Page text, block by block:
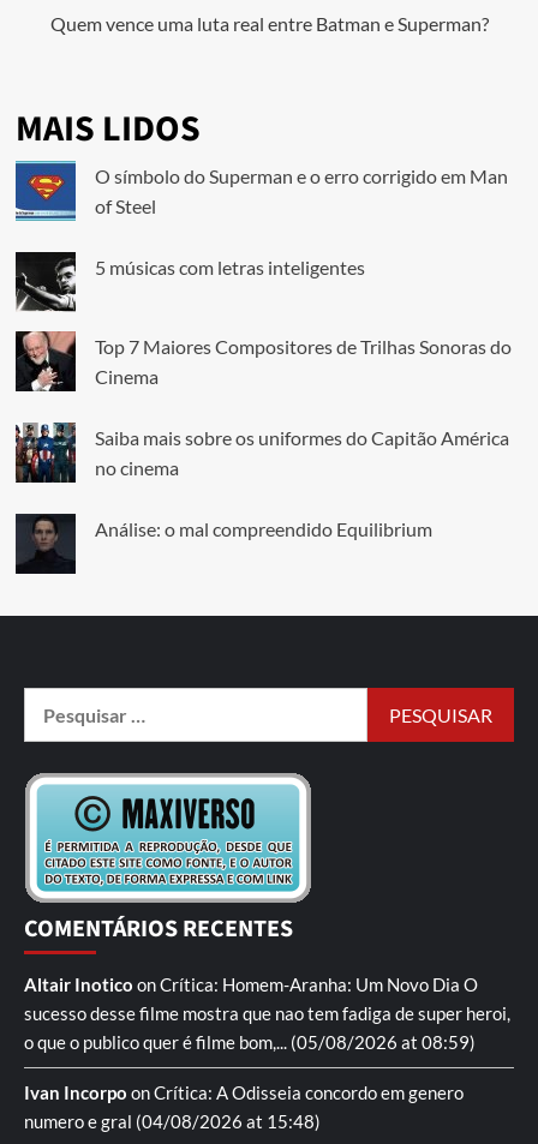
Quem vence uma luta real entre Batman e Superman?
MAIS LIDOS
O símbolo do Superman e o erro corrigido em Man
of Steel
5 músicas com letras inteligentes
Top 7 Maiores Compositores de Trilhas Sonoras do
Cinema
Saiba mais sobre os uniformes do Capitão América
no cinema
Análise: o mal compreendido Equilibrium
COMENTÁRIOS RECENTES
Altair Inotico onCrítica: Homem-Aranha: Um Novo Dia O
sucesso desse filme mostra que nao tem fadiga de super heroi,
o que o publico quer é filme bom,... (05/08/2026 at 08:59)
Ivan Incorpo onCrítica: A Odisseia concordo em genero
numero e gral (04/08/2026 at 15:48)